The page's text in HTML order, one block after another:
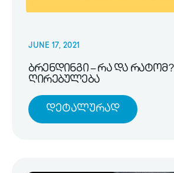
JUNE 17, 2021
ბრენდინგი – რა და რატომ?
ღირებულება
Დეტალურად